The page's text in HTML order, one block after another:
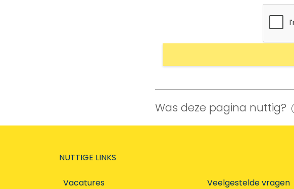
Was deze pagina nuttig?
NUTTIGE LINKS
Vacatures
Veelgestelde vragen